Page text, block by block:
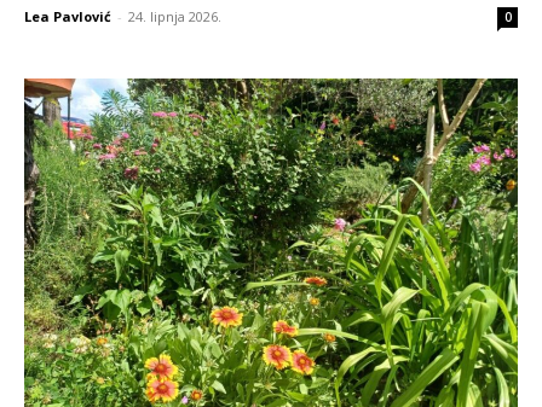
Lea Pavlović - 24. lipnja 2026. 0